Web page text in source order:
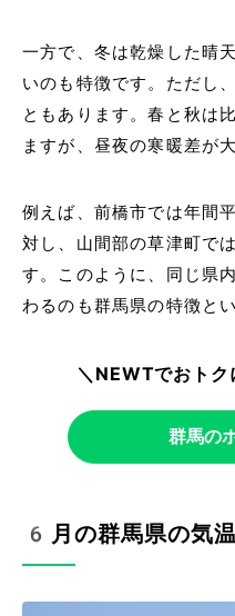
一方で、冬は乾燥した晴
いのも特徴です。ただし
ともあります。春と秋は
ますが、昼夜の寒暖差が
例えば、前橋市では年
対し、山間部の草津町
す。このように、同じ県
わるのも群馬県の特徴と
＼NEWTでおト
群馬の
6月の群馬県の気